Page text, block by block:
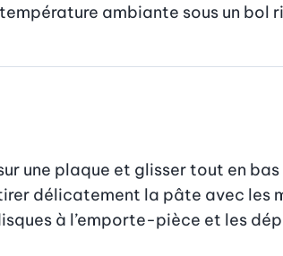
ambiante sous un bol
une plaque et glisser tout en
délicatement la pâte avec les
à l’emporte-pièce et les